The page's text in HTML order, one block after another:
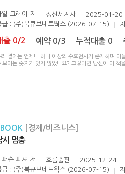
일 그레이 저 정신세계사
2025-01-20
급 : (주)북큐브네트웍스 (2026-07-15)
출 0/2 예약 0/3 누적대출 0
리 곁에는 언제나 하나 이상의 수호천사가 존재하며
보이는 숫자가 있지 않았나요? 그렇다면 당신이 이 책
[경제/비즈니스]
시 멈춤
퍼슨 피셔 저 흐름출판
2025-12-24
급 : (주)북큐브네트웍스 (2026-07-15)